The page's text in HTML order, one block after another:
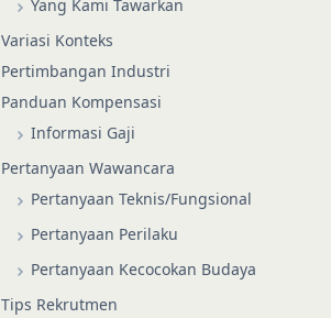
Yang Kami Tawarkan
Variasi Konteks
Pertimbangan Industri
Panduan Kompensasi
Informasi Gaji
Pertanyaan Wawancara
Pertanyaan Teknis/Fungsional
Pertanyaan Perilaku
Pertanyaan Kecocokan Budaya
Tips Rekrutmen